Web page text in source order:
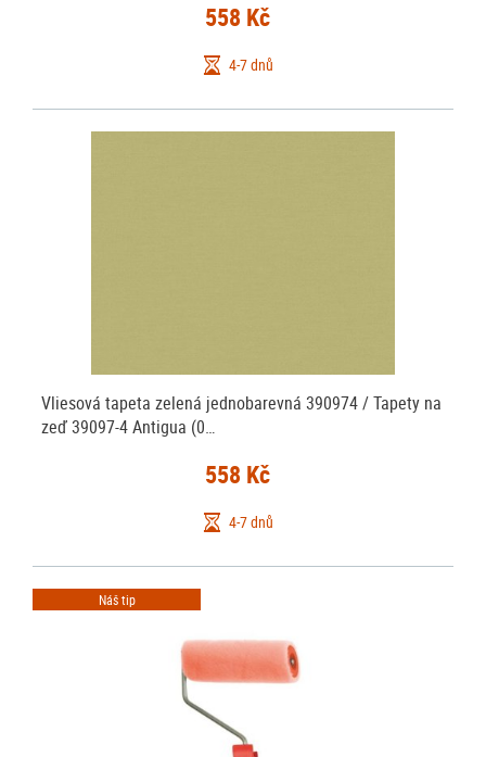
558 Kč
4-7 dnů
Vliesová tapeta zelená jednobarevná 390974 / Tapety na
zeď 39097-4 Antigua (0…
558 Kč
4-7 dnů
Náš tip